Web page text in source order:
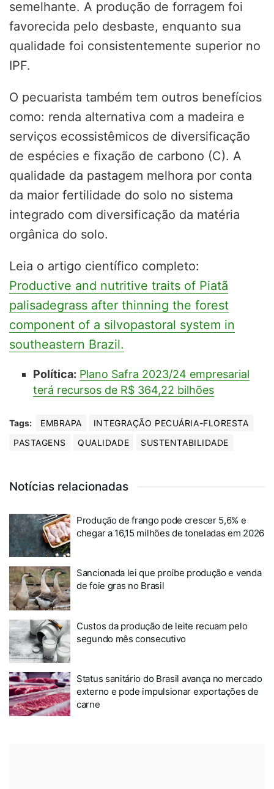
semelhante. A produção de forragem foi
favorecida pelo desbaste, enquanto sua
qualidade foi consistentemente superior no
IPF.
O pecuarista também tem outros benefícios
como: renda alternativa com a madeira e
serviços ecossistêmicos de diversificação
de espécies e fixação de carbono (C). A
qualidade da pastagem melhora por conta
da maior fertilidade do solo no sistema
integrado com diversificação da matéria
orgânica do solo.
Leia o artigo científico completo:
Productive and nutritive traits of Piatã
palisadegrass after thinning the forest
component of a silvopastoral system in
southeastern Brazil.
Política: Plano Safra 2023/24 empresarial
terá recursos de R$ 364,22 bilhões
Tags: EMBRAPA
INTEGRAÇÃO PECUÁRIA-FLORESTA
PASTAGENS
QUALIDADE SUSTENTABILIDADE
Notícias relacionadas
Produção de frango pode crescer 5,6% e
chegar a 16,15 milhões de toneladas em 2026
Sancionada lei que proíbe produção e venda
de foie gras no Brasil
Custos da produção de leite recuam pelo
segundo mês consecutivo
Status sanitário do Brasil avança no mercado
externo e pode impulsionar exportações de
carne